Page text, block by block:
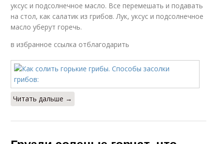
уксус и подсолнечное масло. Все перемешать и подавать
на стол, как салатик из грибов. Лук, уксус и подсолнечное
масло уберут горечь.
в избранное ссылка отблагодарить
Читать дальше →